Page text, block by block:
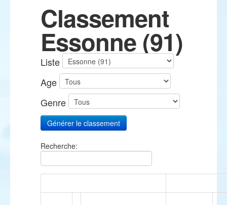
Classement
Essonne (91)
Liste
Age
Genre
Recherche: